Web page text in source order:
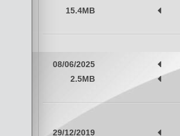
15.4MB
08/06/2025
2.5MB
29/12/2019